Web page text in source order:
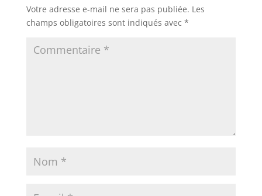
Votre adresse e-mail ne sera pas publiée. Les
champs obligatoires sont indiqués avec *
✨
Éveillez Votre Conscience